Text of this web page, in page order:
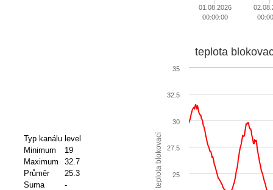
01.08.2026
00:00:00
Typ kanálu level
Minimum
19
Maximum
32.7
Průměr
25.3
Suma
- teplota blokovací
teplota
25
27.5
30
32.5
35